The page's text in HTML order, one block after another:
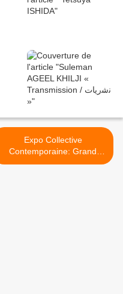
Expo Collective
Contemporaine: Grand
opening of the new gallery